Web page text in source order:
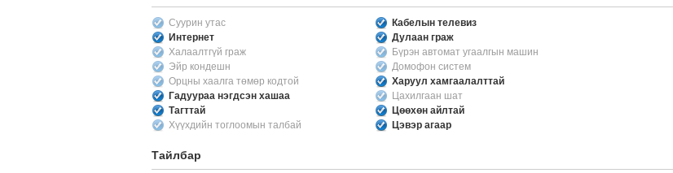
Суурин утас
Кабелын телевиз
Интернет
Дулаан граж
Халаалтгүй граж
Бүрэн автомат угаалгын машин
Эйр кондешн
Домофон систем
Орцны хаалга төмөр кодтой
Харуул хамгаалалттай
Гадуураа нэгдсэн хашаа
Цахилгаан шат
Тагттай
Цөөхөн айлтай
Хүүхдийн тоглоомын талбай
Цэвэр агаар
Тайлбар